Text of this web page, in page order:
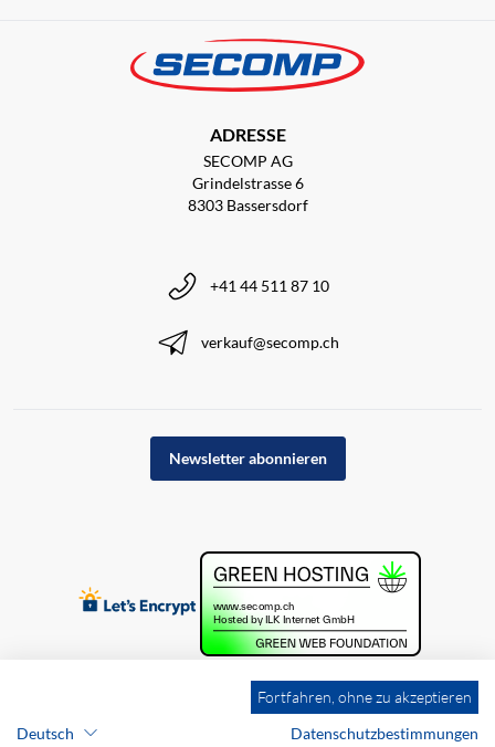
ADRESSE
SECOMP AG
Grindelstrasse 6
8303 Bassersdorf
+41 44 511 87 10
verkauf@secomp.ch
Newsletter abonnieren
Fortfahren, ohne zu akzeptieren
Deutsch
Datenschutzbestimmungen